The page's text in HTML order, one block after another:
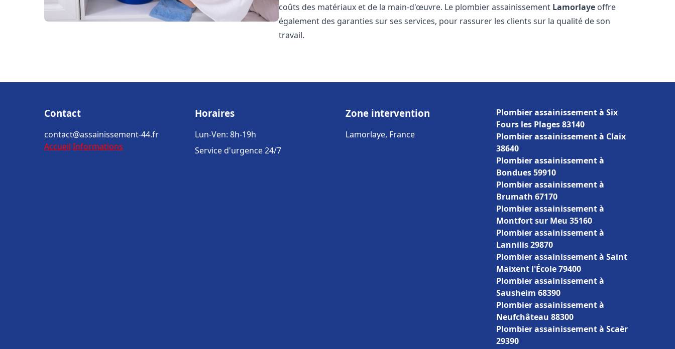
coûts des matériaux et de la main-d'œuvre. Le plombier assainissement Lamorlaye offre
également des garanties sur ses services, pour rassurer les clients sur la qualité de son
travail.
Contact
contact@assainissement-44.fr
Accueil Informations
Horaires
Lun-Ven: 8h-19h
Service d'urgence 24/7
Zone intervention
Lamorlaye, France
Plombier assainissement à Six
Fours les Plages 83140
Plombier assainissement à Claix
38640
Plombier assainissement à
Bondues 59910
Plombier assainissement à
Brumath 67170
Plombier assainissement à
Montfort sur Meu 35160
Plombier assainissement à
Lannilis 29870
Plombier assainissement à Saint
Maixent l'École 79400
Plombier assainissement à
Sausheim 68390
Plombier assainissement à
Neufchâteau 88300
Plombier assainissement à Scaër
29390